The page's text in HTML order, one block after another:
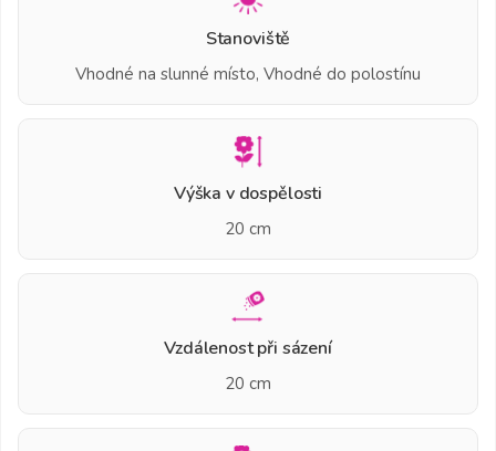
Stanoviště
Vhodné na slunné místo, Vhodné do polostínu
Výška v dospělosti
20 cm
Vzdálenost při sázení
20 cm